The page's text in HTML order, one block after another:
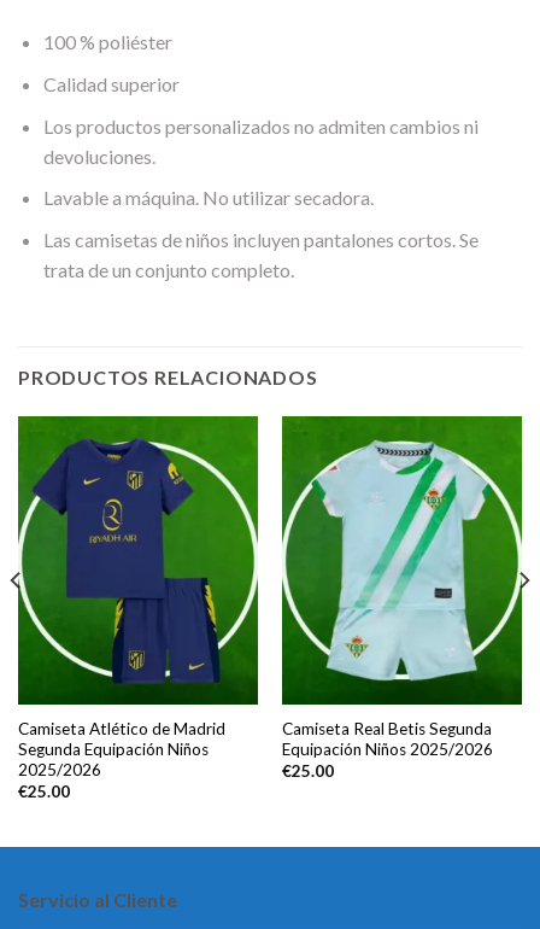
100 % poliéster
Calidad superior
Los productos personalizados no admiten cambios ni
devoluciones.
Lavable a máquina. No utilizar secadora.
Las camisetas de niños incluyen pantalones cortos. Se
trata de un conjunto completo.
PRODUCTOS RELACIONADOS
Camiseta Atlético de Madrid
Segunda Equipación Niños
2025/2026
€25.00
Camiseta Real Betis Segunda
Equipación Niños 2025/2026
€25.00
Servicio al Cliente